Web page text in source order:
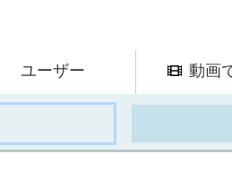
ユーザー 動画